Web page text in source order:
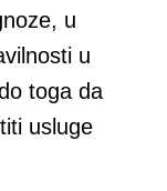
u
u
toga da
usluge